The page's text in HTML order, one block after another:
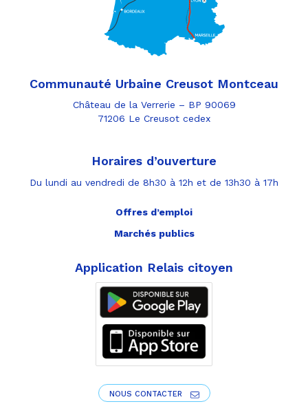
Communauté Urbaine Creusot Montceau
Château de la Verrerie – BP 90069
71206 Le Creusot cedex
Horaires d’ouverture
Du lundi au vendredi de 8h30 à 12h et de 13h30 à 17h
Offres d’emploi
Marchés publics
Application Relais citoyen
NOUS CONTACTER